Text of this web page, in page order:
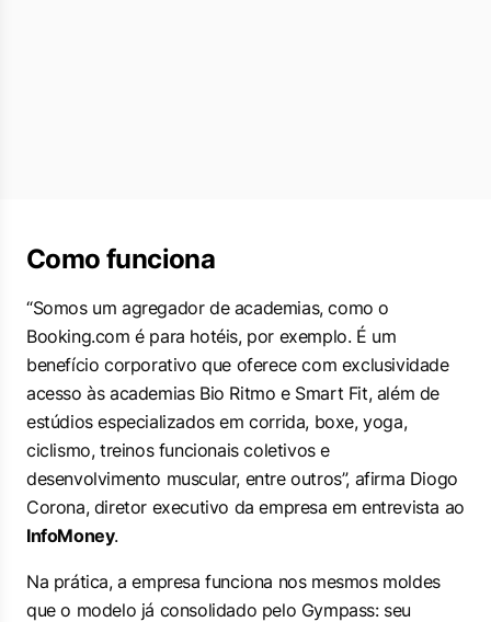
Como funciona
“Somos um agregador de academias, como o
Booking.com é para hotéis, por exemplo. É um
benefício corporativo que oferece com exclusividade
acesso às academias Bio Ritmo e Smart Fit, além de
estúdios especializados em corrida, boxe, yoga,
ciclismo, treinos funcionais coletivos e
desenvolvimento muscular, entre outros”, afirma Diogo
Corona, diretor executivo da empresa em entrevista ao
InfoMoney.
Na prática, a empresa funciona nos mesmos moldes
que o modelo já consolidado pelo Gympass: seu